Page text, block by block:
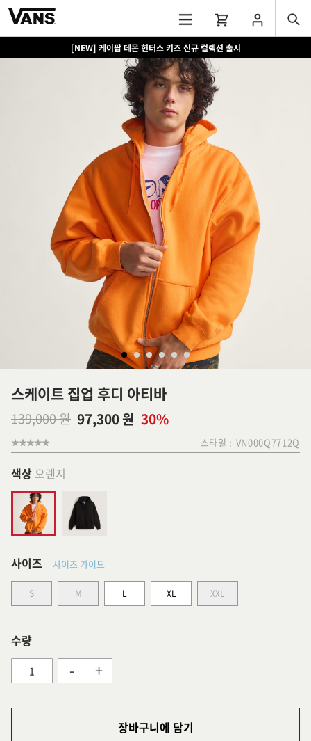
[NEW] 케이팝 데몬 헌터스 키즈 신규 컬렉션 출시
스케이트 집업 후디 아티바
139,000 원 97,300 원 30%
스타일 : VN000Q7712Q
색상 오렌지
사이즈 사이즈 가이드
S M L XL XXL
수량
- +
장바구니에 담기